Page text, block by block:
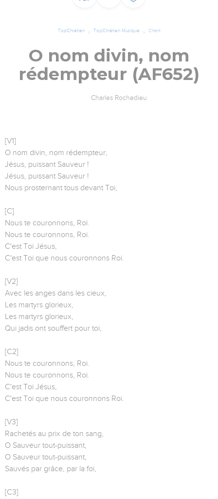
TopChrétien TopChrétien Musique Chant
O nom divin, nom
rédempteur (AF652)
Charles Rochedieu
[V1]
O nom divin, nom rédempteur,
Jésus, puissant Sauveur !
Jésus, puissant Sauveur !
Nous prosternant tous devant Toi,
[C]
Nous te couronnons, Roi.
Nous te couronnons, Roi.
C'est Toi Jésus,
C'est Toi que nous couronnons Roi.
[V2]
Avec les anges dans les cieux,
Les martyrs glorieux,
Les martyrs glorieux,
Qui jadis ont souffert pour toi,
[C2]
Nous te couronnons, Roi.
Nous te couronnons, Roi.
C'est Toi Jésus,
C'est Toi que nous couronnons Roi.
[V3]
Rachetés au prix de ton sang,
O Sauveur tout-puissant,
O Sauveur tout-puissant,
Sauvés par grâce, par la foi,
[C3]